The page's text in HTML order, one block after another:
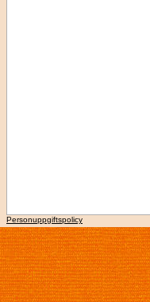
Personuppgiftspolicy